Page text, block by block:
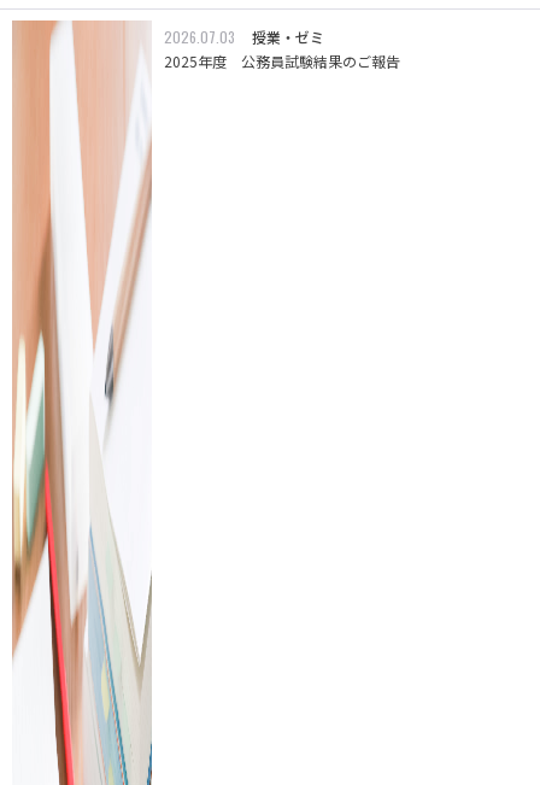
2026.07.03
授業・ゼミ
2025年度 公務員試験結果のご報告